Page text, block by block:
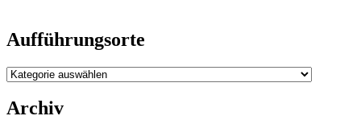
Aufführungsorte
Aufführungsorte
Archiv